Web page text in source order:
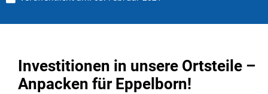
Investitionen in unsere Ortsteile –
Anpacken für Eppelborn!